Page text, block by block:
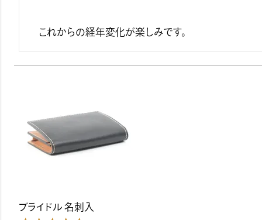
これからの経年変化が楽しみです。
ブライドル 名刺入